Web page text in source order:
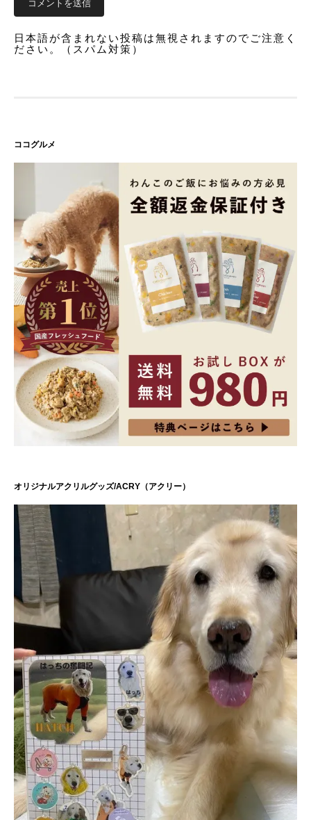
日本語が含まれない投稿は無視されますのでご注意く
ださい。（スパム対策）
ココグルメ
オリジナルアクリルグッズ/ACRY（アクリー）